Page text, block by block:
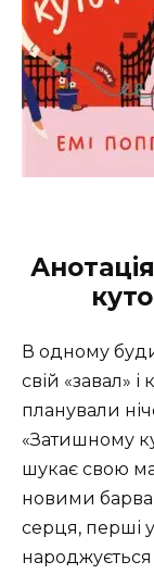
В одному
свій «завал»
планували
«Затишному
шукає свою
новими
серця, перші